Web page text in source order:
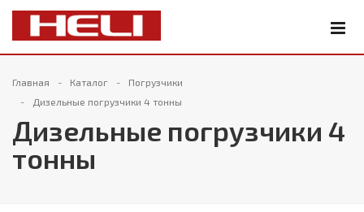
Главная Каталог
Погрузчики
Дизельные погрузчики 4 тонны
Дизельные погрузчики 4
тонны